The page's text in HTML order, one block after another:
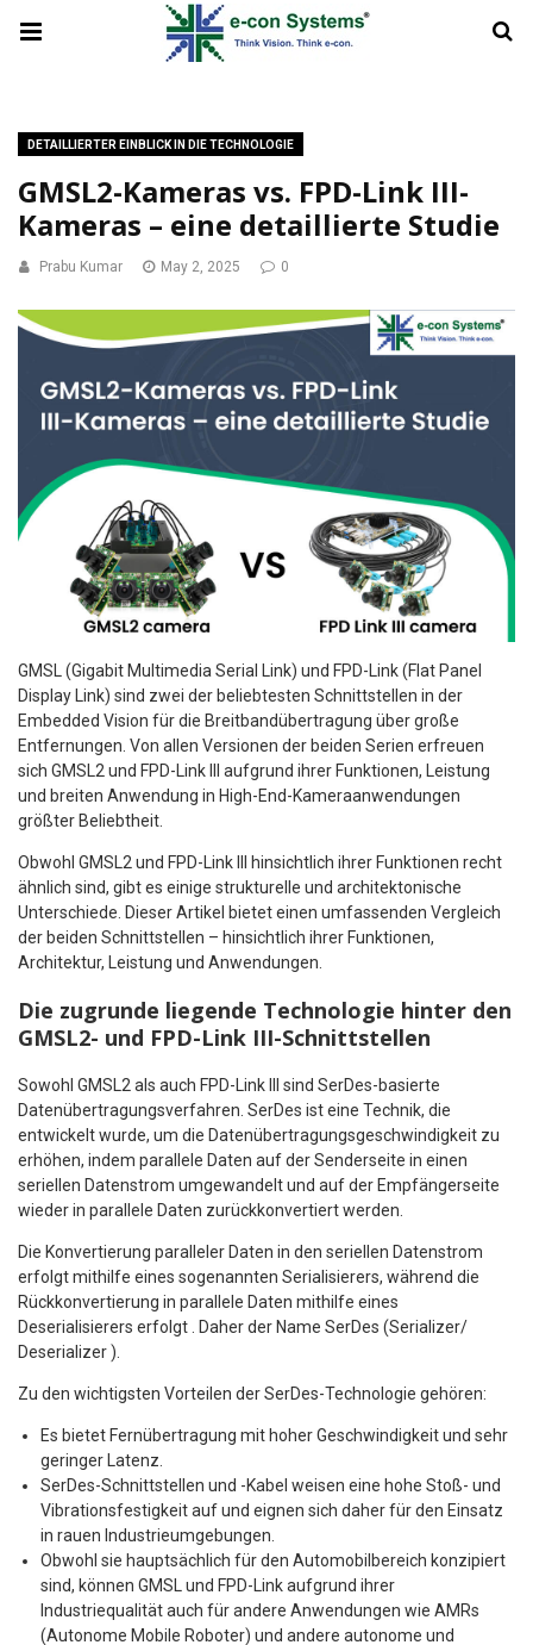
DETAILLIERTER EINBLICK IN DIE TECHNOLOGIE
GMSL2-Kameras vs. FPD-Link III-
Kameras – eine detaillierte Studie
Prabu Kumar May 2, 2025 0
GMSL (Gigabit Multimedia Serial Link) und FPD-Link (Flat Panel
Display Link) sind zwei der beliebtesten Schnittstellen in der
Embedded Vision für die Breitbandübertragung über große
Entfernungen. Von allen Versionen der beiden Serien erfreuen
sich GMSL2 und FPD-Link III aufgrund ihrer Funktionen, Leistung
und breiten Anwendung in High-End-Kameraanwendungen
größter Beliebtheit.
Obwohl GMSL2 und FPD-Link III hinsichtlich ihrer Funktionen recht
ähnlich sind, gibt es einige strukturelle und architektonische
Unterschiede. Dieser Artikel bietet einen umfassenden Vergleich
der beiden Schnittstellen – hinsichtlich ihrer Funktionen,
Architektur, Leistung und Anwendungen.
Die zugrunde liegende Technologie hinter den
GMSL2- und FPD-Link III-Schnittstellen
Sowohl GMSL2 als auch FPD-Link III sind SerDes-basierte
Datenübertragungsverfahren. SerDes ist eine Technik, die
entwickelt wurde, um die Datenübertragungsgeschwindigkeit zu
erhöhen, indem parallele Daten auf der Senderseite in einen
seriellen Datenstrom umgewandelt und auf der Empfängerseite
wieder in parallele Daten zurückkonvertiert werden.
Die Konvertierung paralleler Daten in den seriellen Datenstrom
erfolgt mithilfe eines sogenannten Serialisierers, während die
Rückkonvertierung in parallele Daten mithilfe eines
Deserialisierers erfolgt . Daher der Name SerDes (Serializer/
Deserializer ).
Zu den wichtigsten Vorteilen der SerDes-Technologie gehören:
Es bietet Fernübertragung mit hoher Geschwindigkeit und sehr
geringer Latenz.
SerDes-Schnittstellen und -Kabel weisen eine hohe Stoß- und
Vibrationsfestigkeit auf und eignen sich daher für den Einsatz
in rauen Industrieumgebungen.
Obwohl sie hauptsächlich für den Automobilbereich konzipiert
sind, können GMSL und FPD-Link aufgrund ihrer
Industriequalität auch für andere Anwendungen wie AMRs
(Autonome Mobile Roboter) und andere autonome und